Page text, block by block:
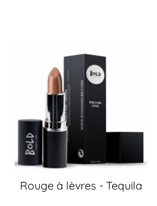
Rouge à lèvres - Tequila